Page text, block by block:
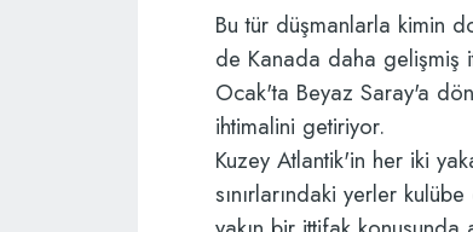
Bu tür düşmanlarla kimin
de Kanada daha gelişmiş
Ocak'ta Beyaz Saray'a
ihtimalini getiriyor.
Kuzey Atlantik'in her iki
sınırlarındaki yerler